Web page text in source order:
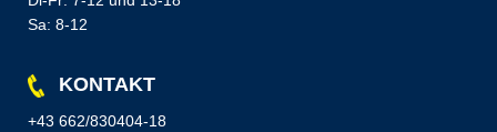
Sa: 8-12
KONTAKT
+43 662/830404-18